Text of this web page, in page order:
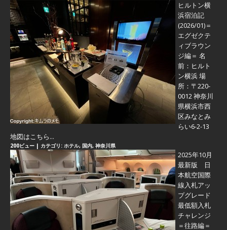
ヒルトン横
浜宿泊記
(2026/01)＝
エグゼクテ
ィブラウン
ジ編＝ 名
前：ヒルト
ン横浜 場
所：〒220-
0012 神奈川
県横浜市西
区みなとみ
らい6-2-13
地図はこちら...
200ビュー | カテゴリ: ホテル, 国内, 神奈川県
2025年10月
最新版 日
本航空国際
線入札アッ
プグレード
最低額入札
チャレンジ
＝往路編＝